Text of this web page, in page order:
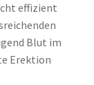
effizient
Blut im
Erektion